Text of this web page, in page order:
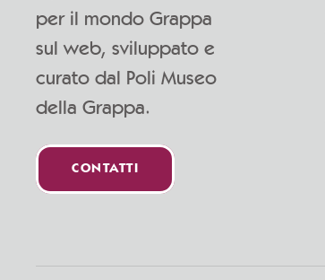
per il mondo Grappa
sul web, sviluppato e
curato dal Poli Museo
della Grappa.
CONTATTI